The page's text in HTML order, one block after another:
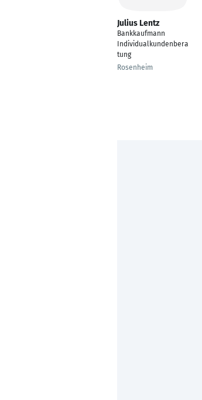
Julius Lentz
Bankkaufmann
Individualkundenbera
tung
Rosenheim